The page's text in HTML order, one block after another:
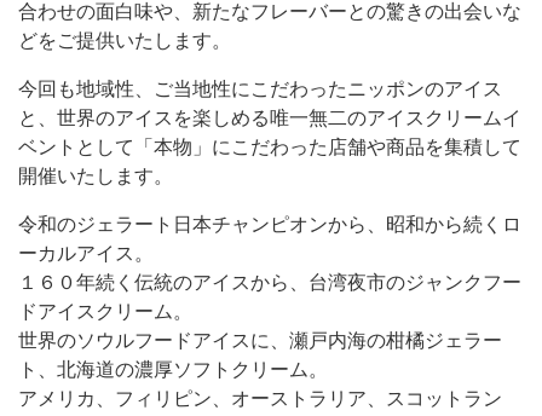
合わせの面白味や、新たなフレーバーとの驚きの出会いな
どをご提供いたします。
今回も地域性、ご当地性にこだわったニッポンのアイス
と、世界のアイスを楽しめる唯一無二のアイスクリームイ
ベントとして「本物」にこだわった店舗や商品を集積して
開催いたします。
令和のジェラート日本チャンピオンから、昭和から続くロ
ーカルアイス。
１６０年続く伝統のアイスから、台湾夜市のジャンクフー
ドアイスクリーム。
世界のソウルフードアイスに、瀬戸内海の柑橘ジェラー
ト、北海道の濃厚ソフトクリーム。
アメリカ、フィリピン、オーストラリア、スコットラン